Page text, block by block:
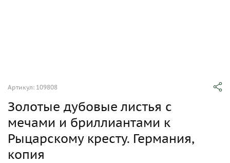
Артикул: 109808
Золотые дубовые листья с
мечами и бриллиантами к
Рыцарскому кресту. Германия,
копия